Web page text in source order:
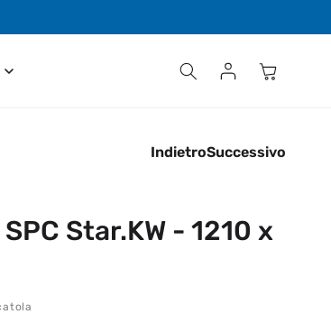
Accedi Carrello
IndietroSuccessivo
Star.KW - 1210 x